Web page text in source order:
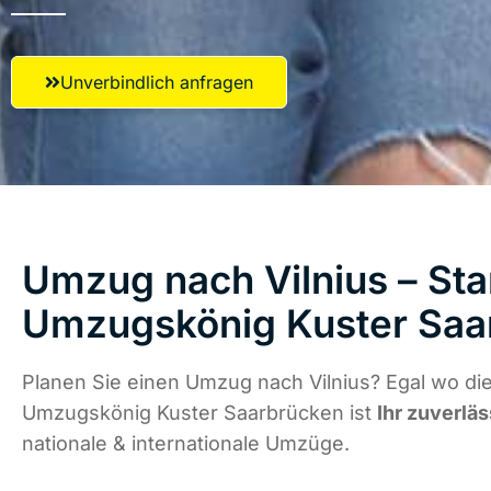
Unverbindlich anfragen
Umzug nach Vilnius –
Umzugskönig Kuster
Planen Sie einen Umzug nach Vilnius? Egal wo
Umzugskönig Kuster Saarbrücken ist Ihr
nationale & internationale Umzüge.